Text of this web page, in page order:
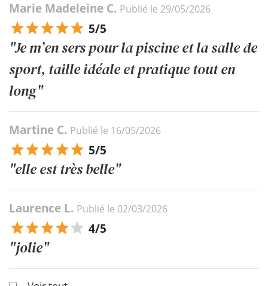
Marie Madeleine C. Publié le 29/05/2026
5/5
"Je m’en sers pour la piscine et la salle de
sport, taille idéale et pratique tout en
long"
Martine C. Publié le 16/05/2026
5/5
"elle est très belle"
Laurence L. Publié le 02/03/2026
4/5
"jolie"